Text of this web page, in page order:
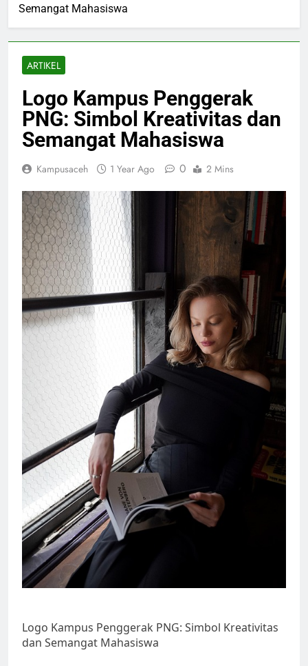
Semangat Mahasiswa
ARTIKEL
Logo Kampus Penggerak
PNG: Simbol Kreativitas dan
Semangat Mahasiswa
Kampusaceh 1 Year Ago 0 2 Mins
Logo Kampus Penggerak PNG: Simbol Kreativitas
dan Semangat Mahasiswa